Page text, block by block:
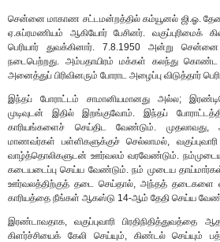
சென்னை மாகாண சட்டமன்றத்தில் கம்யூனல் ஜி.ஓ.
ஏ.சுப்ரமணியம் ஆகியோர் பேசினர். வகுப்புரிமைக்
பெரியார் துவக்கினார். 7.8.1950 அன்று சென்னை
நடைபெற்றது. அம்பதாயிரம் மக்கள் கலந்து கொண்ட
அனைத்துப் பிரிவினரும் போராட அழைப்பு விடுத்தார்
இந்தப் போராட்டம் சாமானியமானது அல்ல;
முடிவுடன் இதில் இறங்குவோம். இந்தப்
காரியங்களைச் செய்திட வேண்டும். முதலாவது,
மாணவர்கள் பள்ளிகளுக்குச் செல்லாமல், வகுப்புவாரி
வாழ்த்தொலிகளுடன் ஊர்வலம் வரவேண்டும்.
கடையடைப்பு செய்ய வேண்டும். நம் முடைய
ஊர்வலத்திற்குத் தடை செய்தால், அந்தத் தடைகளை
காரியத்தை நீங்கள் ஆகஸ்டு 14-ஆம் தேதி செய்ய
இரண்டாவதாக, வகுப்புவாரி பிரதிநிதித்துவத்தை
கிளர்ச்சியைக் கேலி செய்யும், கிண்டல் செய்யும்